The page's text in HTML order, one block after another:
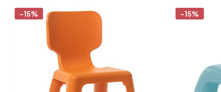
-15% -15%